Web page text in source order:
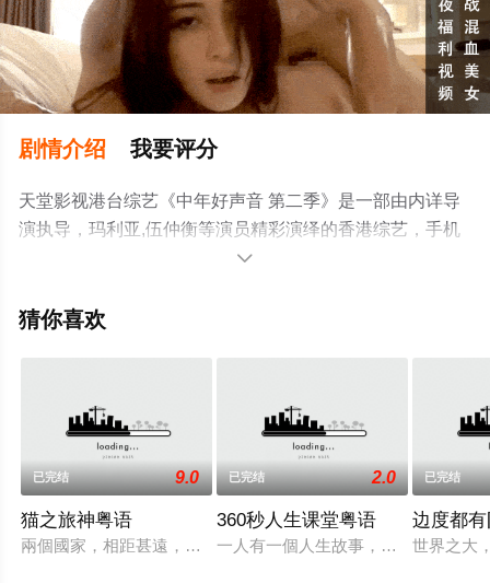
剧情介绍 我要评分
天堂影视港台综艺《中年好声音 第二季》是一部由内详导
演执导，玛利亚,伍仲衡等演员精彩演绎的香港综艺，手机
免费观看高清无删减完整版综艺节目就上天堂电影网，更
解。

猜你喜欢
已完结 9.0
猫之旅神粤语
兩個國家，相距甚遠，卻同樣有著愛貓的靈魂。這個旅遊節目將
已完结 2.0
360秒人生课堂粤语
一人有一個人生故事，可怎樣運用
已完结
边度都
世界之大